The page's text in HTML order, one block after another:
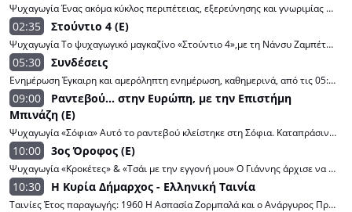
Ψυχαγωγία Ένας ακόμα κύκλος περιπέτειας, εξερεύνησης και γνωριμίας με πανέμορφους τόπους και ακόμα πιο υπέροχους ανθρώπους ξεκίνησε για την εκπομπή “Φτάσαμε” με τον Ζερόμ Καλούτα. Σκηνοθεσία: Ανδρέας Λουκάκος Διεύθυνση παραγωγής: Λάμπρος Παπαδέας Αρχισυνταξία: Χριστίνα Κατσαντώνη Διεύθυνση φωτογραφίας: Ξενοφών Βαρδαρός Οργάνωση Παραγωγής: Εβελίνα Πιπίδη Έρευνα: Νεκταρία Ψαράκη Παρουσίαση: Ζερόμ Καλούτα
02:35 Στούντιο 4 (E)
Ψυχαγωγία Το ψυχαγωγικό μαγκαζίνο «Στούντιο 4»,με τη Νάνσυ Ζαμπέτογλου και τον Θανάση Αναγνωστόπουλο,μας κρατάει συντροφιά με εκλεκτούς καλεσμένους,ενδιαφέροντα θέματα,ιδιαίτερες ανθρώπινες ιστορίες και κυρίως θετική διάθεση και ενέργεια. Σκηνοθεσία: Θανάσης Τσαουσόπουλος Αρχισυνταξία: Κλεοπάτρα Πατλάκη Βοηθός αρχισυντάκτης: Διονύσης Χριστόπουλος Συντακτική ομάδα: Κώστας Βαϊμάκης, Θάνος Παπαχάμος, Αθηνά Ζώρζου, Βάλια Ζαμπάρα, Κωνσταντίνος Κούρος, Kωνσταντίνος Αρκάς Project director: Γιώργος Ζαμπέτογλου Μουσική επιμέλεια: Μιχάλης Καλφαγιάννης Υπεύθυνη καλεσμένων: Μαρία Χολέβα Στην κουζίνα: Δημήτρης Μακρυνιώτης και Σταύρος Βαρθαλίτης Διεύθυνση παραγωγής: Κυριακή Βρυσοπούλου Παραγωγή: EΡT-Plan A Παρουσίαση: Νάνσυ Ζαμπέτογλου, Θανάσης Αναγνωστόπουλος
05:30 Συνδέσεις
Ενημέρωση Έγκαιρη και αμερόληπτη ενημέρωση, καθημερινά, από τις 05:30 έως τις 09:00, παρέχουν ο Κώστας Παπαχλιμίντζος και η Κατερίνα Δούκα, οι οποίοι συνδέονται με την Ελλάδα και τον κόσμο και μεταδίδουν ό,τι συμβαίνει και ό,τι μας αφορά. Σκηνοθεσία: Γιάννης Γεωργιουδάκης Αρχισυνταξία: Γιώργος Δασιόπουλος, Βάννα Κεκάτου Διεύθυνση φωτογραφίας: Γιώργος Γαγάνης Διεύθυνση παραγωγής: Ελένη Ντάφλου, Βάσια Λιανού
09:00
Ραντεβού... στην Ευρώπη, με την Επιστήμη
Μπινάζη (E)
Ψυχαγωγία «Σόφια» Αυτό το ραντεβού κλείστηκε στη Σόφια. Καταπράσινη και ολοζώντανη,«βαριά» αλλά και φρέσκια ταυτόχρονα, με επιβλητικά μνημεία και σύγχρονα κτίρια,η πρωτεύουσα της Βουλγαρίας είναι σήμερα ένας από τους δημοφιλέστερους προορισμούς. Σκηνοθεσία: Μάνος Αρμουτάκης Κείμενα: Επιστήμη Μπινάζη Έρευνα-Αρχισυνταξία: Λίνα Γιάνναρου Εικονοληψία: Μάνος Αρμουτάκης, Κλεάνθης Κουφαλιώτης Μακιγιάζ: Σοφία Καϊσίδου Μοντάζ: Μάνος Αρμουτάκης Μιξάζ: Κώστας Ντόκος Motion Graphics Design: Βαγγέλης Μολυβιάτης Μουσική Επιμέλεια: Επιστήμη Μπινάζη Λογιστήριο: Κωνσταντίνα Θεοφιλοπούλου Επικοινωνία: Γιώργος Ρόμπολας Creative Producer: Γιούλη Παπαοικονόμου Executive Producers: Πέτρος Αδαμαντίδης, Αλέξανδρος Χριστογιάννης Παραγωγοί: Κωνσταντίνος Τζώρτζης, Νίκος Βερβερίδης Εκτέλεση Παραγωγής: ελc productions σε συνεργασία με τη Dare Film Παρουσίαση: Επιστήμη Μπινάζη
10:00 3ος Όροφος (E)
Ψυχαγωγία «Κροκέτες» & «Τσάι με την εγγονή μου» Ο Γιάννης άρχισε να λέει στην Υβόννη για κάτι κροκέτες που θα αντικαταστήσουν τα φάρμακα και που εκείνος σκέφτηκε να φτιάξει. Παίζουν: Αντώνης Καφετζόπουλος (Γιάννης), Λυδία Φωτοπούλου (Υβόννη), Χάρης Χιώτης (Ανδρέας, ο γιος), Ειρήνη Αγγελοπούλου (Μαρία, η κόρη), Χριστιάνα Δρόσου (Αντωνία, η νύφη) και οι μικροί Θανάσης και Αρετή Μαυρογιάννη (στον ρόλο των εγγονιών). Σενάριο-Σκηνοθεσία: Βασίλης Νεμέας Βοηθός σκηνοθέτη: Αγνή Χιώτη Διευθυντής φωτογραφίας: Σωκράτης Μιχαλόπουλος Ηχοληψία: Χρήστος Λουλούδης Ενδυματολόγος: Ελένη Μπλέτσα Σκηνογράφος: Ελένη-Μπελέ Καραγιάννη Δ/νση παραγωγής: Ναταλία Τασόγλου Σύνθεση πρωτότυπης μουσικής: Κώστας Λειβαδάς Executive producer: Ευάγγελος Μαυρογιάννης Παραγωγή: ΕΡΤΕκτέλεση παραγωγής: Στέλιος Αγγελόπουλος – Μ. ΙΚΕ
10:30 Η Κυρία Δήμαρχος - Ελληνική Ταινία
Ταινίες Έτος παραγωγής: 1960 Η Ασπασία Ζορμπαλά και ο Ανάργυρος Προκόπης, δύο ταβερνιάρηδες που κάθε άλλο παρά φιλικές σχέσεις έχουν, αποφασίζουν να βάλουν υποψηφιότητα για τη θέση του δημάρχου. Σκηνοθεσία: Ροβήρος Μανθούλης. Σενάριο: Βίων Παπαμιχάλης, Νέστορας Μάτσας. Διεύθυνση φωτογραφίας: Φώτης Μεσθεναίος. Μουσική: Μάνος Χατζιδάκις, Αργύρης Κουνάδης. Τραγούδι: Στέλιος Καζαντζίδης, Μαρινέλλα, Άννα Χρυσάφη. Παίζουν: Γεωργία Βασιλειάδου, Βασίλης Αυλωνίτης, Νίκος Κούρκουλος, Αλέκα Στρατηγού, Κούλα Αγαγιώτου, Νίκος Φέρμας, Αθηνά Τζιμούλη, Άση Μιχαηλίδου, Μίλτος Τσίρκας.